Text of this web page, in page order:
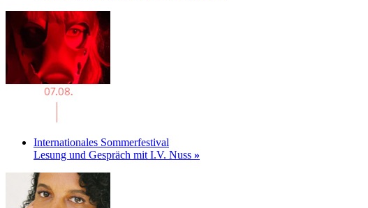
Internationales Sommerfestival
Lesung und Gespräch mit I.V. Nuss »